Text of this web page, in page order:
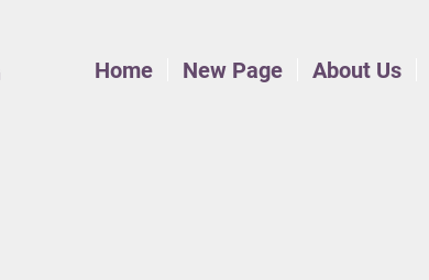
Home New Page About Us